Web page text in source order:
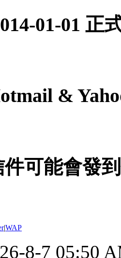
01-01 正
&
可能會發
|WAP
8-7 05:50